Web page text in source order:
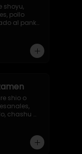
shoyu,
pollo
al panko,
de ajonjolí
shio o
chashu
nori.